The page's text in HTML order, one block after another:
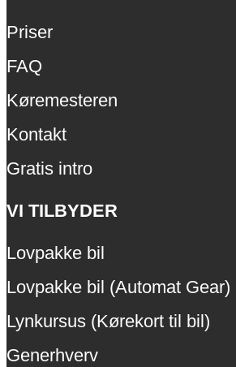
Priser
FAQ
Køremesteren
Kontakt
Gratis intro
VI TILBYDER
Lovpakke bil
Lovpakke bil (Automat Gear)
Lynkursus (Kørekort til bil)
Generhverv